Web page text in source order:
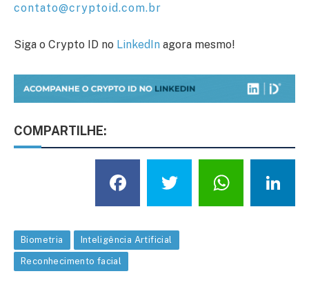
contato@cryptoid.com.br
Siga o Crypto ID no LinkedIn agora mesmo!
COMPARTILHE:
Facebook
Twitter
Biometria Inteligência Artificial
Reconhecimento facial